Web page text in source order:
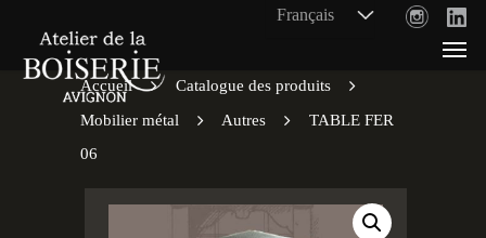
Accueil
Catalogue des produits
Mobilier métal
Autres
TABLE FER
06